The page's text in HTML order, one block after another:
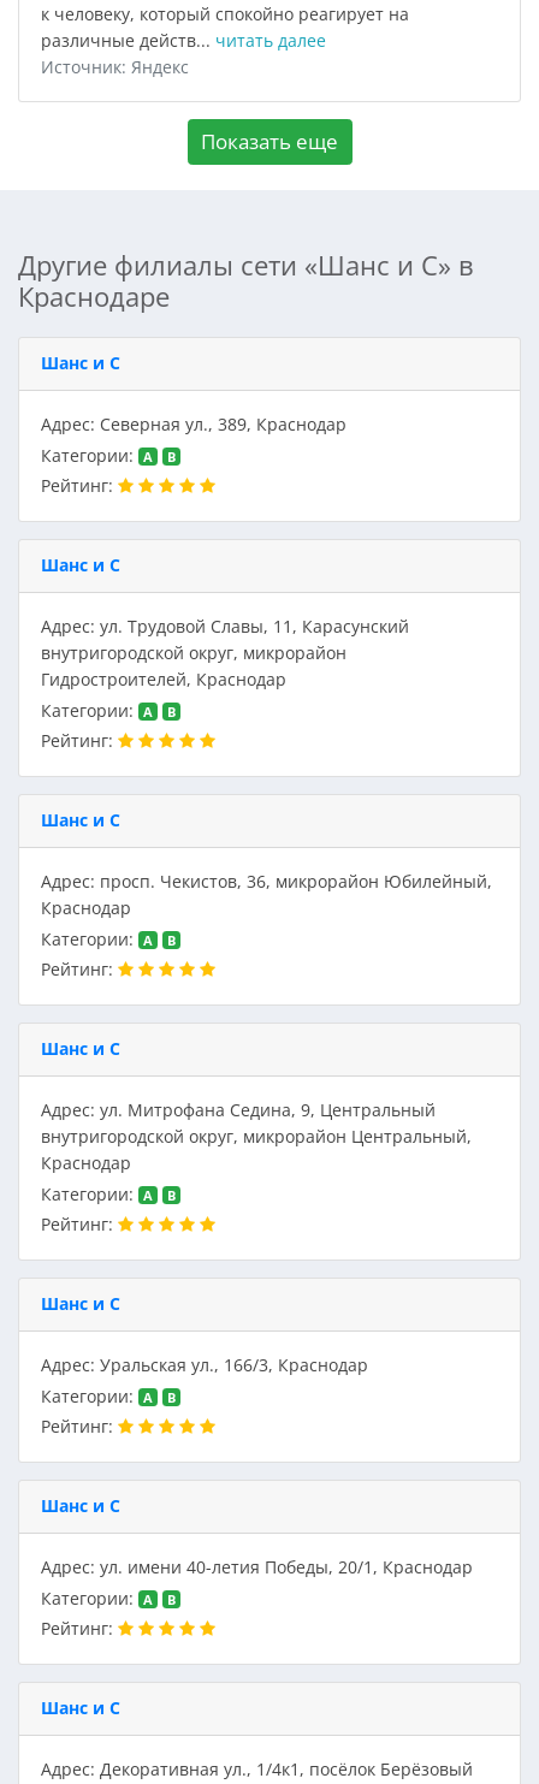
к человеку, который спокойно реагирует на
различные действ... читать далее
Источник: Яндекс
Показать еще
Другие филиалы сети «Шанс и С» в
Краснодаре
Шанс и С
Адрес: Северная ул., 389, Краснодар
Категории:
A B
Рейтинг:
Шанс и С
Адрес: ул. Трудовой Славы, 11, Карасунский
внутригородской округ, микрорайон
Гидростроителей, Краснодар
Категории:
A B
Рейтинг:
Шанс и С
Адрес: просп. Чекистов, 36, микрорайон Юбилейный,
Краснодар
Категории:
A B
Рейтинг:
Шанс и С
Адрес: ул. Митрофана Седина, 9, Центральный
внутригородской округ, микрорайон Центральный,
Краснодар
Категории:
A B
Рейтинг:
Шанс и С
Адрес: Уральская ул., 166/3, Краснодар
Категории:
A B
Рейтинг:
Шанс и С
Адрес: ул. имени 40-летия Победы, 20/1, Краснодар
Категории:
A B
Рейтинг:
Шанс и С
Адрес: Декоративная ул., 1/4к1, посёлок Берёзовый